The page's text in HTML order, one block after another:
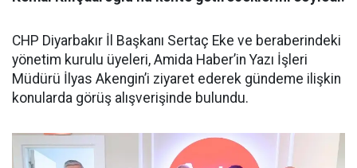
CHP Diyarbakır İl Başkanı Sertaç Eke ve beraberindeki
yönetim kurulu üyeleri, Amida Haber’in Yazı İşleri
Müdürü İlyas Akengin’i ziyaret ederek gündeme ilişkin
konularda görüş alışverişinde bulundu.